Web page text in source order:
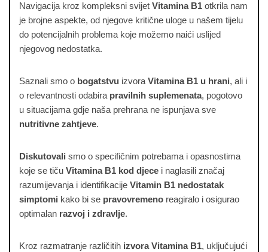
Navigacija kroz kompleksni svijet Vitamina B1 otkrila nam
je brojne aspekte, od njegove kritične uloge u našem tijelu
do potencijalnih problema koje možemo naići uslijed
njegovog nedostatka.
Saznali smo o bogatstvu izvora Vitamina B1 u hrani, ali i
o relevantnosti odabira pravilnih suplemenata, pogotovo
u situacijama gdje naša prehrana ne ispunjava sve
nutritivne zahtjeve.
Diskutovali smo o specifičnim potrebama i opasnostima
koje se tiču Vitamina B1 kod djece i naglasili značaj
razumijevanja i identifikacije Vitamin B1 nedostatak
simptomi kako bi se pravovremeno reagiralo i osigurao
optimalan razvoj i zdravlje.
Kroz razmatranje različitih izvora Vitamina B1, uključujući